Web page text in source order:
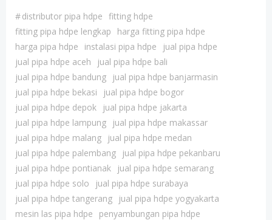
#distributor pipa hdpe fitting hdpe
fitting pipa hdpe lengkap
harga fitting pipa hdpe
harga pipa hdpe
instalasi pipa hdpe
jual pipa hdpe
jual pipa hdpe aceh
jual pipa hdpe bali
jual pipa hdpe bandung
jual pipa hdpe banjarmasin
jual pipa hdpe bekasi
jual pipa hdpe bogor
jual pipa hdpe depok
jual pipa hdpe jakarta
jual pipa hdpe lampung
jual pipa hdpe makassar
jual pipa hdpe malang
jual pipa hdpe medan
jual pipa hdpe palembang
jual pipa hdpe pekanbaru
jual pipa hdpe pontianak
jual pipa hdpe semarang
jual pipa hdpe solo
jual pipa hdpe surabaya
jual pipa hdpe tangerang
jual pipa hdpe yogyakarta
mesin las pipa hdpe
penyambungan pipa hdpe